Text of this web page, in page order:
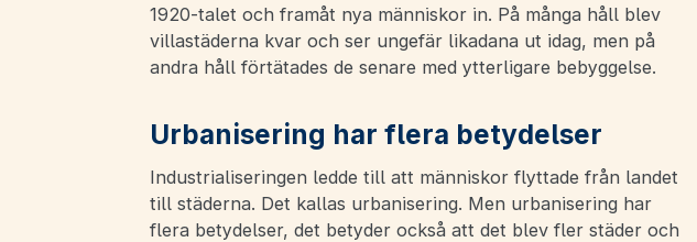
1920-talet och framåt nya människor in. På många håll blev
villastäderna kvar och ser ungefär likadana ut idag, men på
andra håll förtätades de senare med ytterligare bebyggelse.
Urbanisering har flera betydelser
Industrialiseringen ledde till att människor flyttade från landet
till städerna. Det kallas urbanisering. Men urbanisering har
flera betydelser, det betyder också att det blev fler städer och